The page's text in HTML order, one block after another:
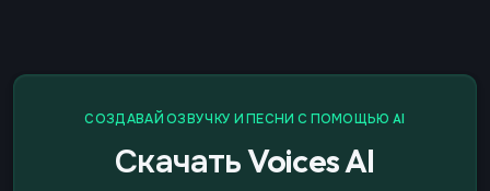
СОЗДАВАЙ ОЗВУЧКУ И ПЕСНИ С ПОМОЩЬЮ AI
Скачать Voices AI